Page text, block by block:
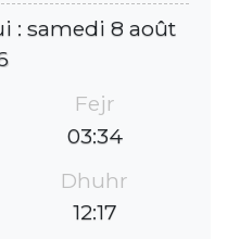
: samedi 8 août
Fejr
03:34
Dhuhr
12:17